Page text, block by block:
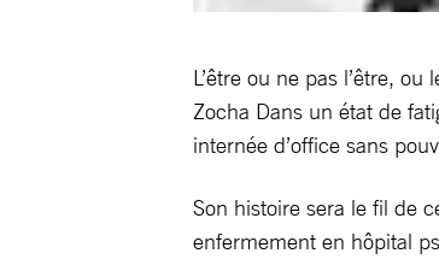
L’être ou ne pas l’être,
Zocha Dans un état de
internée d’office sans
Son histoire sera le fil de
enfermement en hôpital